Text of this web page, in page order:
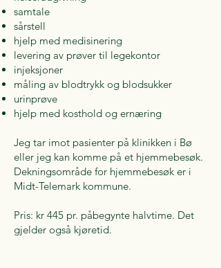
samtale
sårstell
hjelp med medisinering
levering av prøver til legekontor
injeksjoner
måling av blodtrykk og blodsukker
urinprøve
hjelp med kosthold og ernæring
Jeg tar imot pasienter på klinikken i Bø
eller jeg kan komme på et hjemmebesøk.
Dekningsområde for hjemmebesøk er i
Midt-Telemark kommune.
Pris: kr 445 pr. påbegynte halvtime. Det
gjelder også kjøretid.